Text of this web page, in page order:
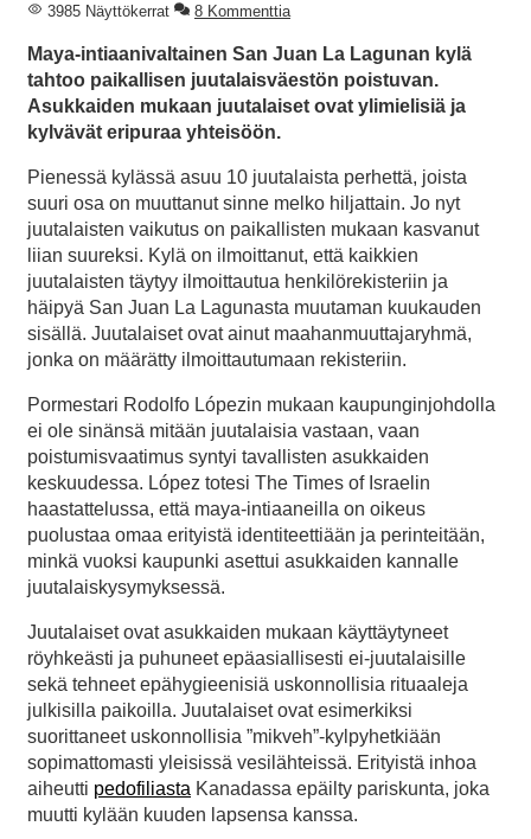
3985 Näyttökerrat
8 Kommenttia
Maya-intiaanivaltainen San Juan La Lagunan kylä
tahtoo paikallisen juutalaisväestön poistuvan.
Asukkaiden mukaan juutalaiset ovat ylimielisiä ja
kylvävät eripuraa yhteisöön.
Pienessä kylässä asuu 10 juutalaista perhettä, joista
suuri osa on muuttanut sinne melko hiljattain. Jo nyt
juutalaisten vaikutus on paikallisten mukaan kasvanut
liian suureksi. Kylä on ilmoittanut, että kaikkien
juutalaisten täytyy ilmoittautua henkilörekisteriin ja
häipyä San Juan La Lagunasta muutaman kuukauden
sisällä. Juutalaiset ovat ainut maahanmuuttajaryhmä,
jonka on määrätty ilmoittautumaan rekisteriin.
Pormestari Rodolfo Lópezin mukaan kaupunginjohdolla
ei ole sinänsä mitään juutalaisia vastaan, vaan
poistumisvaatimus syntyi tavallisten asukkaiden
keskuudessa. López totesi The Times of Israelin
haastattelussa, että maya-intiaaneilla on oikeus
puolustaa omaa erityistä identiteettiään ja perinteitään,
minkä vuoksi kaupunki asettui asukkaiden kannalle
juutalaiskysymyksessä.
Juutalaiset ovat asukkaiden mukaan käyttäytyneet
röyhkeästi ja puhuneet epäasiallisesti ei-juutalaisille
sekä tehneet epähygieenisiä uskonnollisia rituaaleja
julkisilla paikoilla. Juutalaiset ovat esimerkiksi
suorittaneet uskonnollisia ”mikveh”-kylpyhetkiään
sopimattomasti yleisissä vesilähteissä. Erityistä inhoa
aiheutti pedofiliasta Kanadassa epäilty pariskunta, joka
muutti kylään kuuden lapsensa kanssa.